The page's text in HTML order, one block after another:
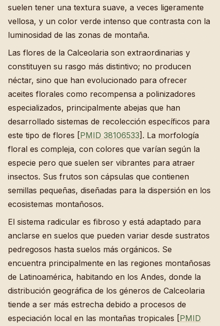
suelen tener una textura suave, a veces ligeramente
vellosa, y un color verde intenso que contrasta con la
luminosidad de las zonas de montaña.
Las flores de la Calceolaria son extraordinarias y
constituyen su rasgo más distintivo; no producen
néctar, sino que han evolucionado para ofrecer
aceites florales como recompensa a polinizadores
especializados, principalmente abejas que han
desarrollado sistemas de recolección específicos para
este tipo de flores [PMID 38106533]. La morfología
floral es compleja, con colores que varían según la
especie pero que suelen ser vibrantes para atraer
insectos. Sus frutos son cápsulas que contienen
semillas pequeñas, diseñadas para la dispersión en los
ecosistemas montañosos.
El sistema radicular es fibroso y está adaptado para
anclarse en suelos que pueden variar desde sustratos
pedregosos hasta suelos más orgánicos. Se
encuentra principalmente en las regiones montañosas
de Latinoamérica, habitando en los Andes, donde la
distribución geográfica de los géneros de Calceolaria
tiende a ser más estrecha debido a procesos de
especiación local en las montañas tropicales [PMID